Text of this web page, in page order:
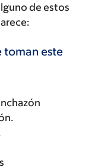
de estos
toman este